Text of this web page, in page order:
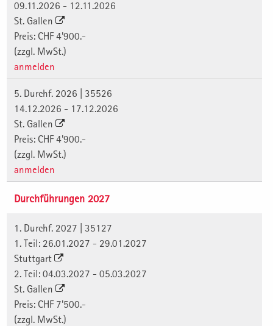
09.11.2026 - 12.11.2026
St. Gallen
Preis: CHF 4'900.-
(zzgl. MwSt.)
anmelden
5. Durchf. 2026 | 35526
14.12.2026 - 17.12.2026
St. Gallen
Preis: CHF 4'900.-
(zzgl. MwSt.)
anmelden
Durchführungen 2027
1. Durchf. 2027 | 35127
1. Teil: 26.01.2027 - 29.01.2027
Stuttgart
2. Teil: 04.03.2027 - 05.03.2027
St. Gallen
Preis: CHF 7'500.-
(zzgl. MwSt.)